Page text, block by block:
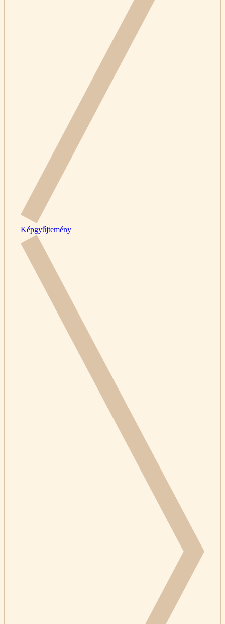
Képgyűjtemény